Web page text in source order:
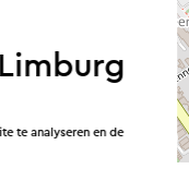
contributors
te analyseren en de